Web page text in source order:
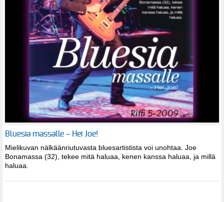
Bluesia massalle – Hei Joe!
Mielikuvan nälkäänriutuvasta bluesartistista voi unohtaa. Joe
Bonamassa (32), tekee mitä haluaa, kenen kanssa haluaa, ja millä
haluaa.